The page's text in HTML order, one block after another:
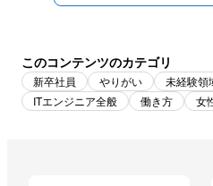
このコンテンツのカテゴリ
新卒社員 やりがい 未経験領
ITエンジニア全般
働き方 女